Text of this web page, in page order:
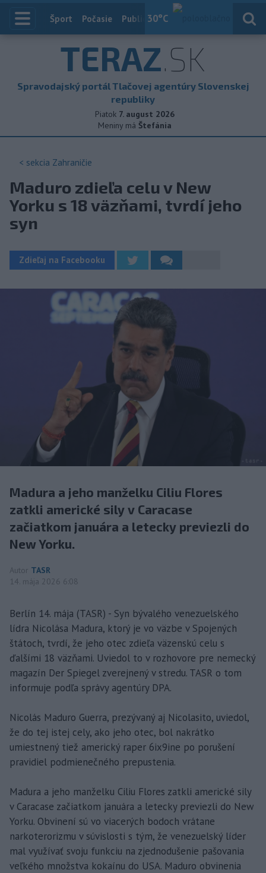
30°C
Index
Šport Počasie Publicistika
TERAZ.SK
Spravodajský portál Tlačovej agentúry Slovenskej
republiky
Piatok 7. august 2026
Meniny má Štefánia
< sekcia Zahraničie
Maduro zdieľa celu v New
Yorku s 18 väzňami, tvrdí jeho
syn
Zdieľaj na Facebooku
Madura a jeho manželku Ciliu Flores
zatkli americké sily v Caracase
začiatkom januára a letecky previezli do
New Yorku.
Autor TASR
14. mája 2026 6:08
Berlín 14. mája (TASR) - Syn bývalého venezuelského
lídra Nicolása Madura, ktorý je vo väzbe v Spojených
štátoch, tvrdí, že jeho otec zdieľa väzenskú celu s
ďalšími 18 väzňami. Uviedol to v rozhovore pre nemecký
magazín Der Spiegel zverejnený v stredu. TASR o tom
informuje podľa správy agentúry DPA.
Nicolás Maduro Guerra, prezývaný aj Nicolasito, uviedol,
že do tej istej cely, ako jeho otec, bol nakrátko
umiestnený tiež americký raper 6ix9ine po porušení
pravidiel podmienečného prepustenia.
Madura a jeho manželku Ciliu Flores zatkli americké sily
v Caracase začiatkom januára a letecky previezli do New
Yorku. Obvinení sú vo viacerých bodoch vrátane
narkoterorizmu v súvislosti s tým, že venezuelský líder
mal využívať svoju funkciu na zjednodušenie pašovania
veľkého množstva kokaínu do USA. Maduro obvinenia